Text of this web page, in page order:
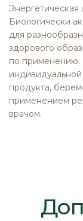
Энергетическая
Биологически
для
здорового
по применению.
продукта,
применением
врачом.